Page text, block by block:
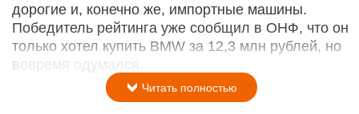
дорогие и, конечно же, импортные машины.
Победитель рейтинга уже сообщил в ОНФ, что он
только хотел купить BMW за 12,3 млн рублей, но
вовремя одумался.
Читать полностью